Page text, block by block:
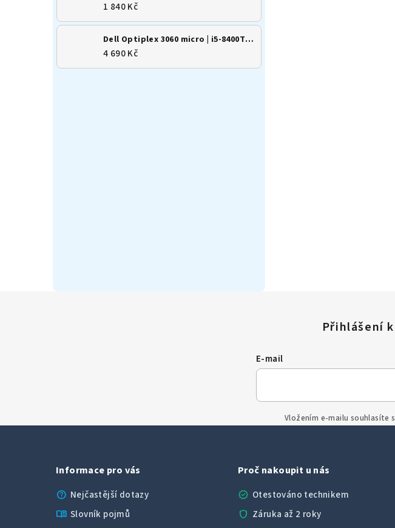
1 840 Kč
Dell Optiplex 3060 micro | i5-8400T | 8GB | 256GB SSD | Win 11
4 690 Kč
E-mail
Vložením e-mailu souhlasíte s
Informace pro vás
help Nejčastější dotazy
menu_book Slovník pojmů
Proč nakoupit u nás
verified Otestováno technikem
shield Záruka až 2 roky